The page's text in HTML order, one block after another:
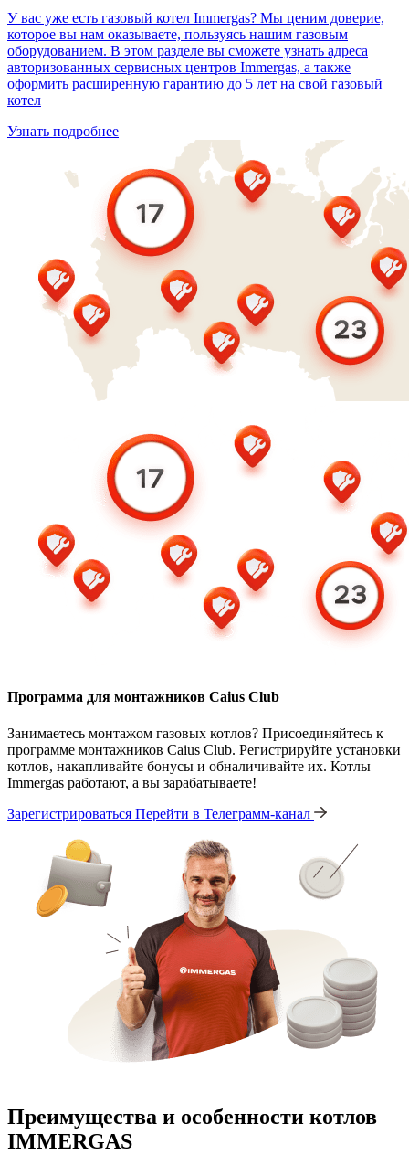
У вас уже есть газовый котел Immergas? Мы ценим доверие,
которое вы нам оказываете, пользуясь нашим газовым
оборудованием. В этом разделе вы сможете узнать адреса
авторизованных сервисных центров Immergas, а также
оформить расширенную гарантию до 5 лет на свой газовый
котел
Узнать подробнее
Программа для монтажников Caius Club
Занимаетесь монтажом газовых котлов? Присоединяйтесь к
программе монтажников Caius Club. Регистрируйте установки
котлов, накапливайте бонусы и обналичивайте их. Котлы
Immergas работают, а вы зарабатываете!
Зарегистрироваться Перейти в Телеграмм-канал
Преимущества и особенности котлов
IMMERGAS